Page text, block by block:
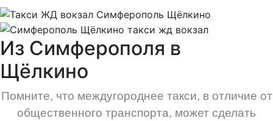
Из Симферополя в
Щёлкино
Помните, что междугороднее такси, в отличие от
общественного транспорта, может сделать